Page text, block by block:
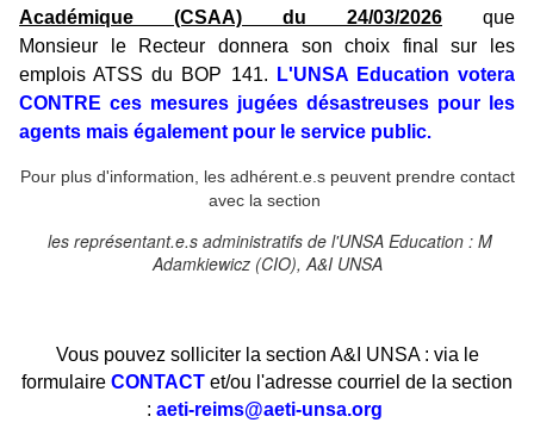
Académique (CSAA) du 24/03/2026 que
Monsieur le Recteur donnera son choix final sur les
emplois ATSS du BOP 141.
L'UNSA Education votera
CONTRE ces mesures jugées désastreuses pour les
agents mais également pour le service public.
Pour plus d'information, les adhérent.e.s peuvent prendre contact
avec la section
les représentant.e.s administratifs de l'UNSA Education : M
Adamkiewicz (CIO), A&I UNSA
Vous pouvez solliciter la section A&I UNSA : via le
formulaire CONTACT et/ou l'adresse courriel de la section
: aeti-reims@aeti-unsa.org